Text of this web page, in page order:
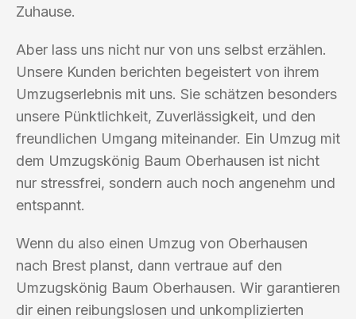
Zuhause.
Aber lass uns nicht nur von uns selbst erzählen.
Unsere Kunden berichten begeistert von ihrem
Umzugserlebnis mit uns. Sie schätzen besonders
unsere Pünktlichkeit, Zuverlässigkeit, und den
freundlichen Umgang miteinander. Ein Umzug mit
dem Umzugskönig Baum Oberhausen ist nicht
nur stressfrei, sondern auch noch angenehm und
entspannt.
Wenn du also einen Umzug von Oberhausen
nach Brest planst, dann vertraue auf den
Umzugskönig Baum Oberhausen. Wir garantieren
dir einen reibungslosen und unkomplizierten